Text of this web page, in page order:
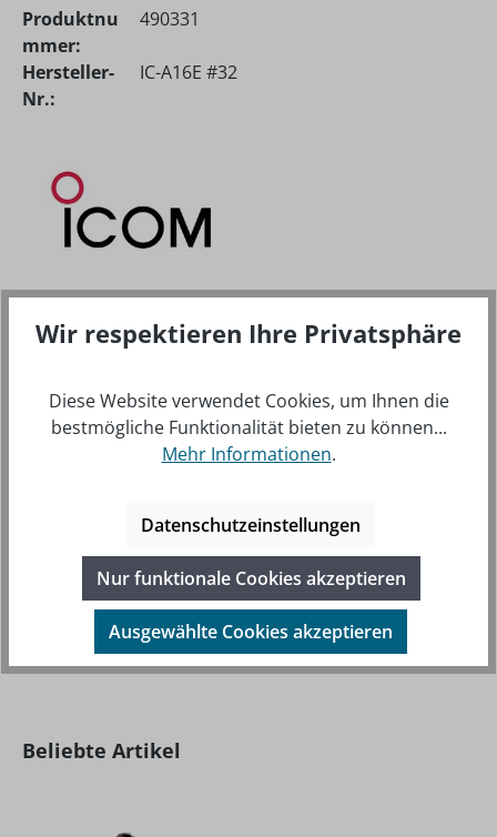
Produktnu
mmer:
490331
Hersteller-
Nr.:
IC-A16E #32
DAS ICOM IC-A16E (#32) BRILLIERT MIT
25KHZ/8.33KHZ KANALRASTER, EINER STARKEN 6
WATT SENDELEISTUNG SOWIE BLUETOOTH®-F…
INFOS ZUM HERSTELLER
FOLGENDE INFOS ZUM HERSTELLER SIND
VERFÜBAR...MEHR
Produktgalerie überspringen
Beliebte Artikel
Wir respektieren Ihre Privatsphäre
Diese Website verwendet Cookies, um Ihnen die
bestmögliche Funktionalität bieten zu können...
Mehr Informationen.
Datenschutzeinstellungen
Nur funktionale Cookies akzeptieren
Ausgewählte Cookies akzeptieren